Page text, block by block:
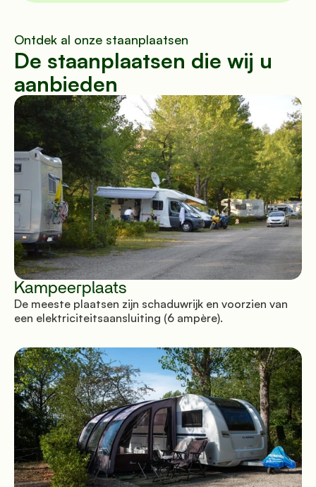
Ontdek al onze staanplaatsen
De staanplaatsen die wij u
aanbieden
Kampeerplaats
De meeste plaatsen zijn schaduwrijk en voorzien van
een elektriciteitsaansluiting (6 ampère).